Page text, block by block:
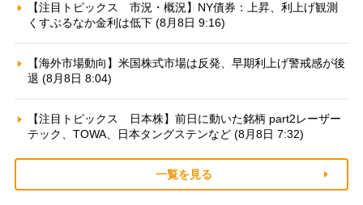
【注目トピックス 市況・概況】NY債券：上昇、利上げ観測
くすぶるなか金利は低下 (8月8日 9:16)
【海外市場動向】米国株式市場は反発、早期利上げ警戒感が後
退 (8月8日 8:04)
【注目トピックス 日本株】前日に動いた銘柄 part2レーザー
テック、TOWA、日本タングステンなど (8月8日 7:32)
一覧を見る